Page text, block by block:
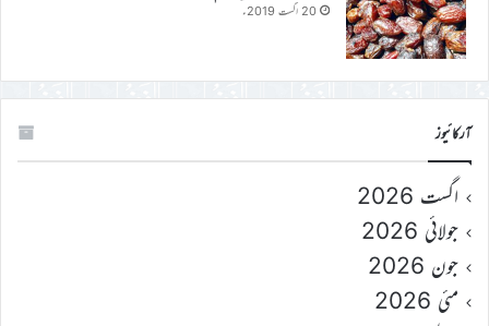
20 اگست 2019ء
آرکائیوز
اگست 2026
جولائی 2026
جون 2026
مئی 2026